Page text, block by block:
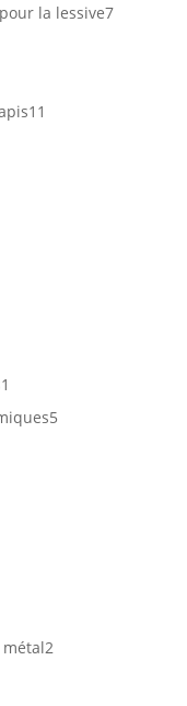
produits
la lessive77
11
1
produit
55
22